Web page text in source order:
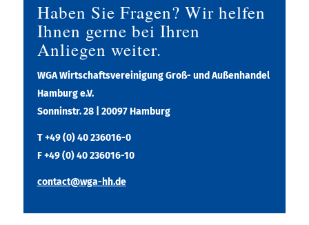
Haben Sie Fragen? Wir helfen
Ihnen gerne bei Ihren
Anliegen weiter.
WGA Wirtschaftsvereinigung Groß- und Außenhandel
Hamburg e.V.
Sonninstr. 28 | 20097 Hamburg
T +49 (0) 40 236016-0
F +49 (0) 40 236016-10
contact@wga-hh.de